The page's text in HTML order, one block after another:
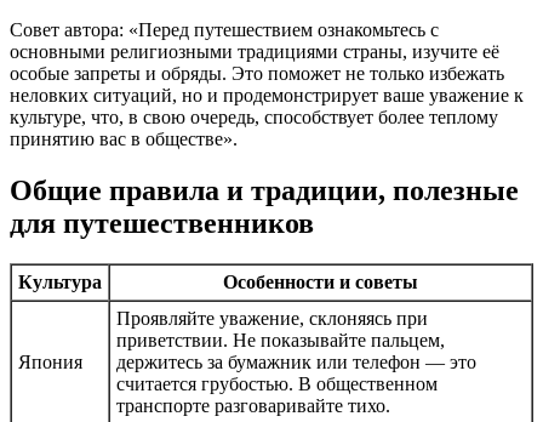
Совет автора: «Перед путешествием ознакомьтесь с
основными религиозными традициями страны, изучите её
особые запреты и обряды. Это поможет не только избежать
неловких ситуаций, но и продемонстрирует ваше уважение к
культуре, что, в свою очередь, способствует более теплому
принятию вас в обществе».
Общие правила и традиции, полезные
для путешественников
Культура Особенности и советы
Япония
Проявляйте уважение, склоняясь при
приветствии. Не показывайте пальцем,
держитесь за бумажник или телефон — это
считается грубостью. В общественном
транспорте разговаривайте тихо.